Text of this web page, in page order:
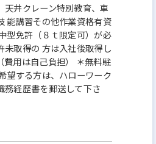
天井クレーン特別教育、車
能講習その他作業資格有資
型免許（８ｔ限定可）が必
未取得の 方は入社後取得し
費用は自己負担） ＊無料駐
望する方は、ハローワーク
務経歴書を郵送して下さ